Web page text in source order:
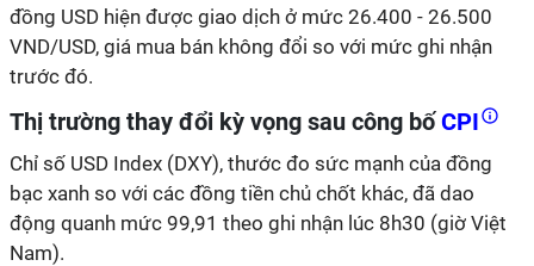
đồng USD hiện được giao dịch ở mức 26.400 - 26.500
VND/USD, giá mua bán không đổi so với mức ghi nhận
trước đó.
Thị trường thay đổi kỳ vọng sau công bốCPI
Chỉ số USD Index (DXY), thước đo sức mạnh của đồng
bạc xanh so với các đồng tiền chủ chốt khác, đã dao
động quanh mức 99,91 theo ghi nhận lúc 8h30 (giờ Việt
Nam).